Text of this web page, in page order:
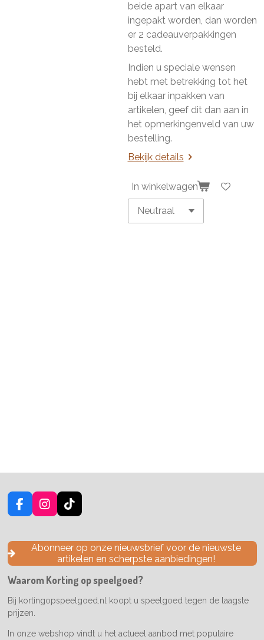
beide apart van elkaar
ingepakt worden, dan worden
er 2 cadeauverpakkingen
besteld.
Indien u speciale wensen
hebt met betrekking tot het
bij elkaar inpakken van
artikelen, geef dit dan aan in
het opmerkingenveld van uw
bestelling.
Bekijk details
In winkelwagen
F
a
e
o
k
I
n
t
a
g
a
m
T
i
T
o
k
Abonneer op onze nieuwsbrief voor de nieuwste
artikelen en scherpste aanbiedingen!
Waarom Korting op speelgoed?
Bij kortingopspeelgoed.nl koopt u speelgoed tegen de laagste
prijzen.
In onze webshop vindt u het actueel aanbod met populaire